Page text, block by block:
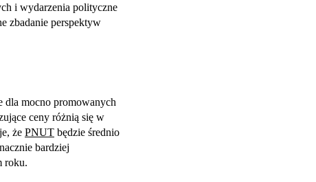
i wydarzenia polityczne
zbadanie perspektyw
dla mocno promowanych
ceny różnią się w
że PNUT będzie średnio
bardziej
roku.